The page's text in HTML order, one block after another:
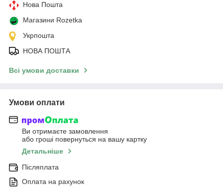
Нова Пошта
Магазини Rozetka
Укрпошта
НОВА ПОШТА
Всі умови доставки
Умови оплати
Ви отримаєте замовлення
або гроші повернуться на вашу картку
Детальніше
Післяплата
Оплата на рахунок